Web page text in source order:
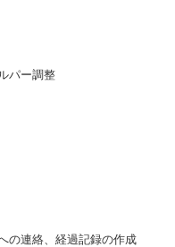
パー調整
の連絡、経過記録の作成